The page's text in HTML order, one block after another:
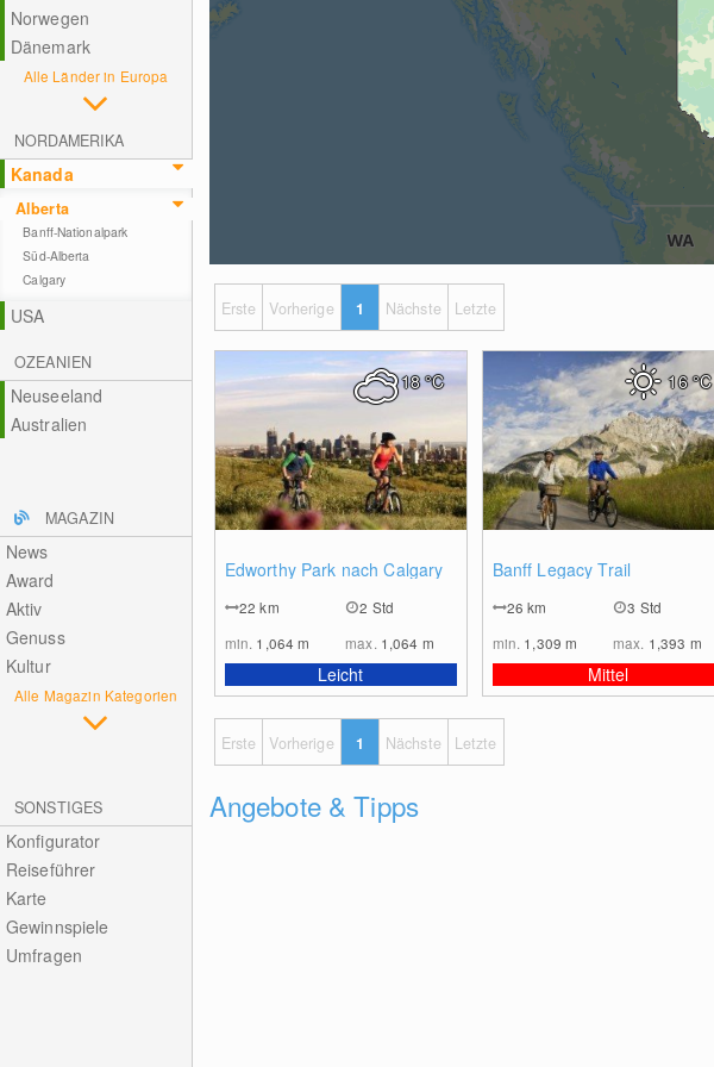
Norwegen
Dänemark
Alle Länder in Europa
NORDAMERIKA
Kanada
Alberta
Banff-Nationalpark
Süd-Alberta
Calgary
USA
OZEANIEN
Neuseeland
Australien
MAGAZIN
News
Award
Aktiv
Genuss
Kultur
Alle Magazin Kategorien
SONSTIGES
Konfigurator
Reiseführer
Karte
Gewinnspiele
Umfragen
Erste Vorherige 1 Nächste Letzte
Edworthy Park nach Calgary
22km
2 Std
min. 1,064m max. 1,064 m
Leicht
18°C
Banff Legacy Trail
26km
3 Std
min. 1,309m max. 1,393 m
Mittel
16°C
Erste Vorherige 1 Nächste Letzte
Angebote & Tipps